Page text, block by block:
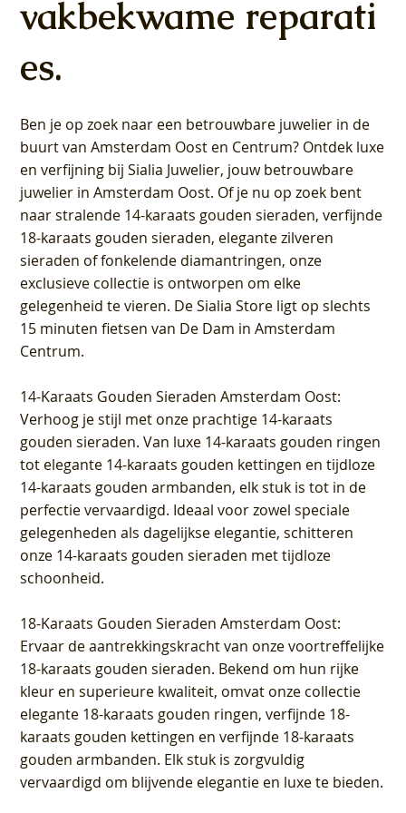
vakbekwame reparati
es.
Ben je op zoek naar een betrouwbare juwelier in de
buurt van Amsterdam Oost en Centrum? Ontdek luxe
en verfijning bij Sialia Juwelier, jouw betrouwbare
juwelier in Amsterdam Oost. Of je nu op zoek bent
naar stralende 14-karaats gouden sieraden, verfijnde
18-karaats gouden sieraden, elegante zilveren
sieraden of fonkelende diamantringen, onze
exclusieve collectie is ontworpen om elke
gelegenheid te vieren. De Sialia Store ligt op slechts
15 minuten fietsen van De Dam in Amsterdam
Centrum.
14-Karaats Gouden Sieraden Amsterdam Oost:
Verhoog je stijl met onze prachtige 14-karaats
gouden sieraden. Van luxe 14-karaats gouden ringen
tot elegante 14-karaats gouden kettingen en tijdloze
14-karaats gouden armbanden, elk stuk is tot in de
perfectie vervaardigd. Ideaal voor zowel speciale
gelegenheden als dagelijkse elegantie, schitteren
onze 14-karaats gouden sieraden met tijdloze
schoonheid.
18-Karaats Gouden Sieraden Amsterdam Oost:
Ervaar de aantrekkingskracht van onze voortreffelijke
18-karaats gouden sieraden. Bekend om hun rijke
kleur en superieure kwaliteit, omvat onze collectie
elegante 18-karaats gouden ringen, verfijnde 18-
karaats gouden kettingen en verfijnde 18-karaats
gouden armbanden. Elk stuk is zorgvuldig
vervaardigd om blijvende elegantie en luxe te bieden.